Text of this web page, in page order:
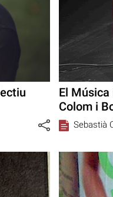
El
Colom i
Sebastià